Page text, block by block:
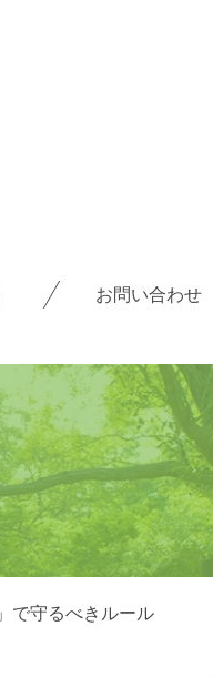
お問い合わせ
談
で守るべきルール